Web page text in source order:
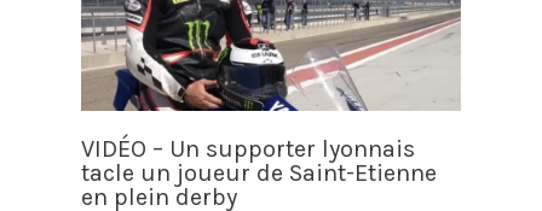
VIDÉO – Un supporter lyonnais
tacle un joueur de Saint-Etienne
en plein derby